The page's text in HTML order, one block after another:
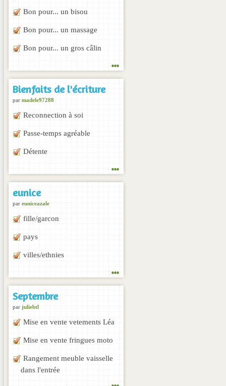
Bon pour... un bisou
Bon pour... un massage
Bon pour... un gros câlin
...
Bienfaits de l'écriture
par madele97288
Reconnection à soi
Passe-temps agréable
Détente
...
eunice
par euniceazale
fille/garcon
pays
villes/ethnies
...
Septembre
par juliebtl
Mise en vente vetements Léa
Mise en vente fringues moto
Rangement meuble vaisselle
dans l'entrée
...